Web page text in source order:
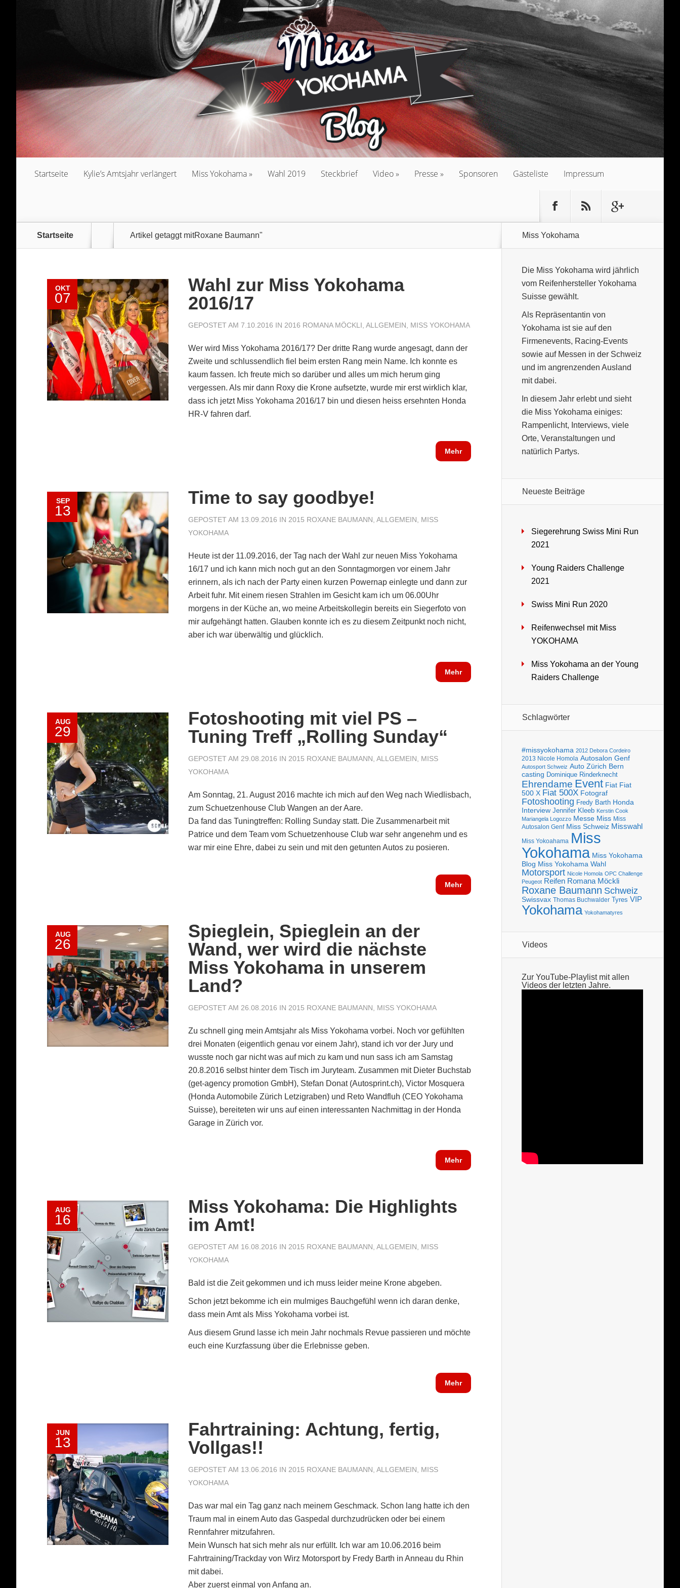
Startseite Kylie’s Amtsjahr verlängert Miss Yokohama Wahl 2019 Steckbrief Video Presse Sponsoren Gästeliste Impressum
Startseite Artikel getaggt mitRoxane Baumann"
OKT
07
Wahl zur Miss Yokohama
2016/17
GEPOSTET AM 7.10.2016 IN 2016 ROMANA MÖCKLI ALLGEMEIN MISS YOKOHAMA
Wer wird Miss Yokohama 2016/17? Der dritte Rang wurde angesagt, dann der
Zweite und schlussendlich fiel beim ersten Rang mein Name. Ich konnte es
kaum fassen. Ich freute mich so darüber und alles um mich herum ging
vergessen. Als mir dann Roxy die Krone aufsetzte, wurde mir erst wirklich klar,
dass ich jetzt Miss Yokohama 2016/17 bin und diesen heiss ersehnten Honda
HR-V fahren darf.
Mehr
SEP
13
Time to say goodbye!
GEPOSTET AM 13.09.2016 IN 2015 ROXANE BAUMANN ALLGEMEIN
MISS
YOKOHAMA
Heute ist der 11.09.2016, der Tag nach der Wahl zur neuen Miss Yokohama
16/17 und ich kann mich noch gut an den Sonntagmorgen vor einem Jahr
erinnern, als ich nach der Party einen kurzen Powernap einlegte und dann zur
Arbeit fuhr. Mit einem riesen Strahlen im Gesicht kam ich um 06.00Uhr
morgens in der Küche an, wo meine Arbeitskollegin bereits ein Siegerfoto von
mir aufgehängt hatten. Glauben konnte ich es zu diesem Zeitpunkt noch nicht,
aber ich war überwältig und glücklich.
Mehr
AUG
29
Fotoshooting mit viel PS –
Tuning Treff „Rolling Sunday“
GEPOSTET AM 29.08.2016 IN 2015 ROXANE BAUMANN ALLGEMEIN
MISS
YOKOHAMA
Am Sonntag, 21. August 2016 machte ich mich auf den Weg nach Wiedlisbach,
zum Schuetzenhouse Club Wangen an der Aare.
Da fand das Tuningtreffen: Rolling Sunday statt. Die Zusammenarbeit mit
Patrice und dem Team vom Schuetzenhouse Club war sehr angenehm und es
war mir eine Ehre, dabei zu sein und mit den getunten Autos zu posieren.
Mehr
AUG
26
Spieglein, Spieglein an der
Wand, wer wird die nächste
Miss Yokohama in unserem
Land?
GEPOSTET AM 26.08.2016 IN 2015 ROXANE BAUMANN MISS YOKOHAMA
Zu schnell ging mein Amtsjahr als Miss Yokohama vorbei. Noch vor gefühlten
drei Monaten (eigentlich genau vor einem Jahr), stand ich vor der Jury und
wusste noch gar nicht was auf mich zu kam und nun sass ich am Samstag
20.8.2016 selbst hinter dem Tisch im Juryteam. Zusammen mit Dieter Buchstab
(get-agency promotion GmbH), Stefan Donat (Autosprint.ch), Victor Mosquera
(Honda Automobile Zürich Letzigraben) und Reto Wandfluh (CEO Yokohama
Suisse), bereiteten wir uns auf einen interessanten Nachmittag in der Honda
Garage in Zürich vor.
Mehr
AUG
16
Miss Yokohama: Die Highlights
im Amt!
GEPOSTET AM 16.08.2016 IN 2015 ROXANE BAUMANN ALLGEMEIN
MISS
YOKOHAMA
Bald ist die Zeit gekommen und ich muss leider meine Krone abgeben.
Schon jetzt bekomme ich ein mulmiges Bauchgefühl wenn ich daran denke,
dass mein Amt als Miss Yokohama vorbei ist.
Aus diesem Grund lasse ich mein Jahr nochmals Revue passieren und möchte
euch eine Kurzfassung über die Erlebnisse geben.
Mehr
JUN
13
Fahrtraining: Achtung, fertig,
Vollgas!!
GEPOSTET AM 13.06.2016 IN 2015 ROXANE BAUMANN ALLGEMEIN
MISS
YOKOHAMA
Das war mal ein Tag ganz nach meinem Geschmack. Schon lang hatte ich den
Traum mal in einem Auto das Gaspedal durchzudrücken oder bei einem
Rennfahrer mitzufahren.
Mein Wunsch hat sich mehr als nur erfüllt. Ich war am 10.06.2016 beim
Fahrtraining/Trackday von Wirz Motorsport by Fredy Barth in Anneau du Rhin
mit dabei.
Aber zuerst einmal von Anfang an.
Miss Yokohama
Die Miss Yokohama wird jährlich
vom Reifenhersteller Yokohama
Suisse gewählt.
Als Repräsentantin von
Yokohama ist sie auf den
Firmenevents, Racing-Events
sowie auf Messen in der Schweiz
und im angrenzenden Ausland
mit dabei.
In diesem Jahr erlebt und sieht
die Miss Yokohama einiges:
Rampenlicht, Interviews, viele
Orte, Veranstaltungen und
natürlich Partys.
Neueste Beiträge
Siegerehrung Swiss Mini Run
2021
Young Raiders Challenge
2021
Swiss Mini Run 2020
Reifenwechsel mit Miss
YOKOHAMA
Miss Yokohama an der Young
Raiders Challenge
Schlagwörter
#missyokohama 2012 Debora Cordeiro
2013 Nicole Homola Autosalon Genf
Autosport Schweiz Auto Zürich Bern
casting Dominique Rinderknecht
Ehrendame Event Fiat Fiat
500 X Fiat 500X Fotograf
Fotoshooting Fredy Barth Honda
Interview Jennifer Kleeb Kerstin Cook
Mariangela Logozzo Messe Miss Miss
Autosalon Genf Miss Schweiz Misswahl
Miss Yokoahama Miss
Yokohama Miss Yokohama
Blog Miss Yokohama Wahl
Motorsport Nicole Homola OPC Challenge
Peugeot Reifen Romana Möckli
Roxane Baumann Schweiz
Swissvax Thomas Buchwalder Tyres VIP
Yokohama Yokohamatyres
Videos
Zur YouTube-Playlist mit allen
Videos der letzten Jahre.